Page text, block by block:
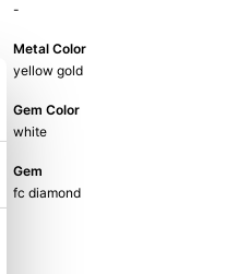
-
Metal Color
yellow gold
Gem Color
white
Gem
fc diamond